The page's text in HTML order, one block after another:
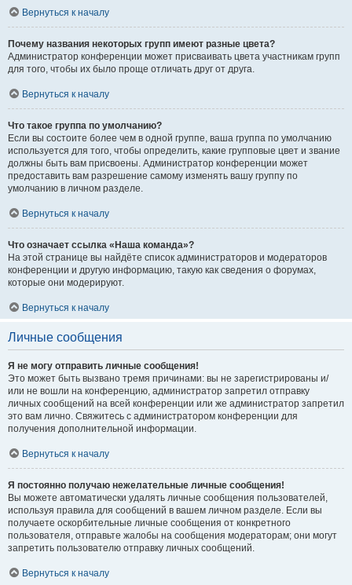
Вернуться к началу
Почему названия некоторых групп имеют разные цвета?
Администратор конференции может присваивать цвета участникам групп
для того, чтобы их было проще отличать друг от друга.
Вернуться к началу
Что такое группа по умолчанию?
Если вы состоите более чем в одной группе, ваша группа по умолчанию
используется для того, чтобы определить, какие групповые цвет и звание
должны быть вам присвоены. Администратор конференции может
предоставить вам разрешение самому изменять вашу группу по
умолчанию в личном разделе.
Вернуться к началу
Что означает ссылка «Наша команда»?
На этой странице вы найдёте список администраторов и модераторов
конференции и другую информацию, такую как сведения о форумах,
которые они модерируют.
Вернуться к началу
Личные сообщения
Я не могу отправить личные сообщения!
Это может быть вызвано тремя причинами: вы не зарегистрированы и/
или не вошли на конференцию, администратор запретил отправку
личных сообщений на всей конференции или же администратор запретил
это вам лично. Свяжитесь с администратором конференции для
получения дополнительной информации.
Вернуться к началу
Я постоянно получаю нежелательные личные сообщения!
Вы можете автоматически удалять личные сообщения пользователей,
используя правила для сообщений в вашем личном разделе. Если вы
получаете оскорбительные личные сообщения от конкретного
пользователя, отправьте жалобы на сообщения модераторам; они могут
запретить пользователю отправку личных сообщений.
Вернуться к началу